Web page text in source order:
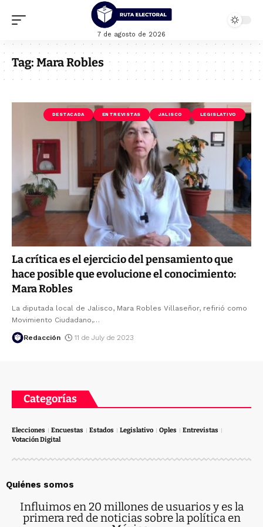
7 de agosto de 2026
Tag: Mara Robles
DESTACADA ENTREVISTAS JALISCO LEGISLATIVO
La crítica es el ejercicio del pensamiento que
hace posible que evolucione el conocimiento:
Mara Robles
La diputada local de Jalisco, Mara Robles Villaseñor, refirió como
Movimiento Ciudadano,…
Redacción 11 de July de 2023
Categorías
Elecciones Encuestas Estados Legislativo Oples
Entrevistas
Votación Digital
Quiénes somos
Influimos en 20 millones de usuarios y es la
primera red de noticias sobre la política en